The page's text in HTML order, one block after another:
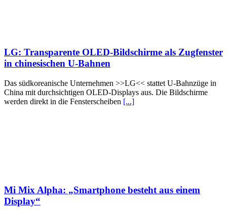
LG: Transparente OLED-Bildschirme als Zugfenster
in chinesischen U-Bahnen
Das südkoreanische Unternehmen >>LG<< stattet U-Bahnzüge in
China mit durchsichtigen OLED-Displays aus. Die Bildschirme
werden direkt in die Fensterscheiben [...]
Mi Mix Alpha: „Smartphone besteht aus einem
Display“